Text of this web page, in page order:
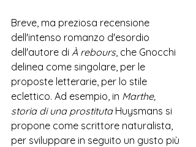
Breve, ma preziosa recensione
dell'intenso romanzo d'esordio
dell'autore di À rebours, che Gnocchi
delinea come singolare, per le
proposte letterarie, per lo stile
eclettico. Ad esempio, in Marthe,
storia di una prostituta Huysmans si
propone come scrittore naturalista,
per sviluppare in seguito un gusto più